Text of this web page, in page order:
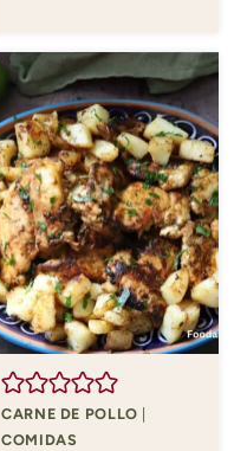
CARNE DE POLLO
COMIDAS